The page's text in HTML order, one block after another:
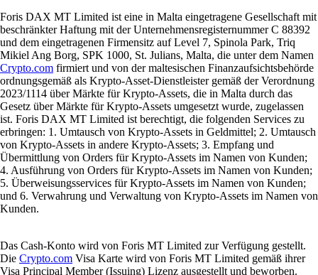
Foris DAX MT Limited ist eine in Malta eingetragene Gesellschaft mit
beschränkter Haftung mit der Unternehmensregisternummer C 88392
und dem eingetragenen Firmensitz auf Level 7, Spinola Park, Triq
Mikiel Ang Borg, SPK 1000, St. Julians, Malta, die unter dem Namen
Crypto.com firmiert und von der maltesischen Finanzaufsichtsbehörde
ordnungsgemäß als Krypto-Asset-Dienstleister gemäß der Verordnung
2023/1114 über Märkte für Krypto-Assets, die in Malta durch das
Gesetz über Märkte für Krypto-Assets umgesetzt wurde, zugelassen
ist. Foris DAX MT Limited ist berechtigt, die folgenden Services zu
erbringen: 1. Umtausch von Krypto-Assets in Geldmittel; 2. Umtausch
von Krypto-Assets in andere Krypto-Assets; 3. Empfang und
Übermittlung von Orders für Krypto-Assets im Namen von Kunden;
4. Ausführung von Orders für Krypto-Assets im Namen von Kunden;
5. Überweisungsservices für Krypto-Assets im Namen von Kunden;
und 6. Verwahrung und Verwaltung von Krypto-Assets im Namen von
Kunden.
Das Cash-Konto wird von Foris MT Limited zur Verfügung gestellt.
Die Crypto.com Visa Karte wird von Foris MT Limited gemäß ihrer
Visa Principal Member (Issuing) Lizenz ausgestellt und beworben.